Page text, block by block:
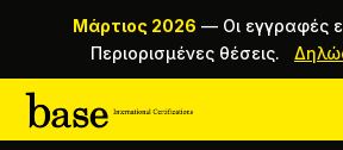
Μάρτιος 2026 — Οι εγγραφές
Περιορισμένες θέσεις.